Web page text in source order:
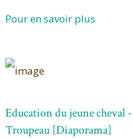
Pour en savoir plus
Education du jeune cheval
Troupeau [Diaporama]